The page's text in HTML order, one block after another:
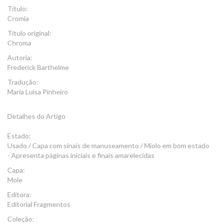
Título:
Cromia
Título original:
Chroma
Autoria:
Frederick Barthelme
Tradução:
Maria Luísa Pinheiro
Detalhes do Artigo
Estado:
Usado / Capa com sinais de manuseamento / Miolo em bom estado
- Apresenta páginas iniciais e finais amarelecidas
Capa:
Mole
Editora:
Editorial Fragmentos
Coleção: